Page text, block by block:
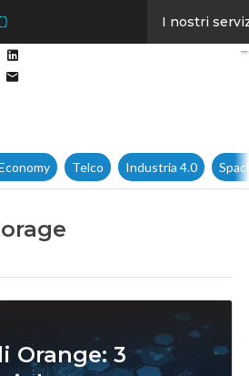
I nostri
Telco Industria 4.0
Orange: 3